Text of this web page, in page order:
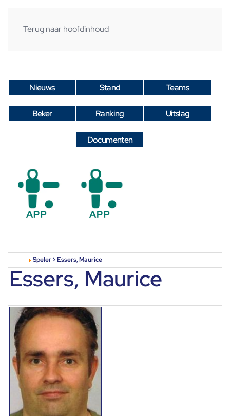
Terug naar hoofdinhoud
Nieuws Stand Teams
Beker Ranking Uitslag
Documenten
Speler > Essers, Maurice
Essers, Maurice